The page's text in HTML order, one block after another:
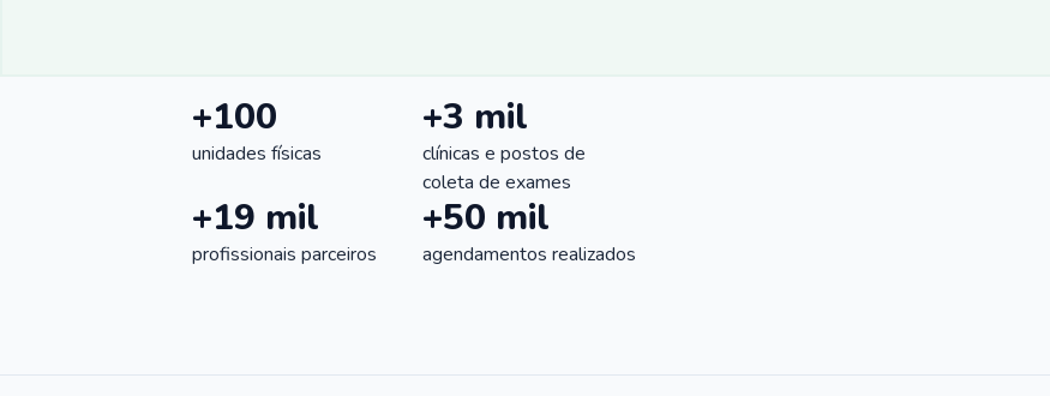
+100
unidades físicas
+3 mil
clínicas e postos de
coleta de exames
+19 mil
profissionais parceiros
+50 mil
agendamentos realizados